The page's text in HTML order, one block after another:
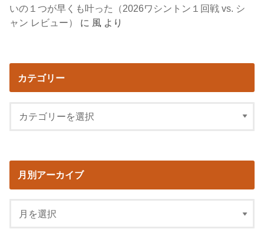
いの１つが早くも叶った（2026ワシントン１回戦 vs. シ
ャン レビュー）
に 風 より
カテゴリー
月別アーカイブ